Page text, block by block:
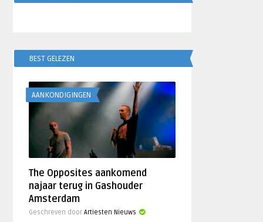
BEST GELEZEN
AANKONDIGINGEN
The Opposites aankomend
najaar terug in Gashouder
Amsterdam
Geschreven doorArtiesten Nieuws